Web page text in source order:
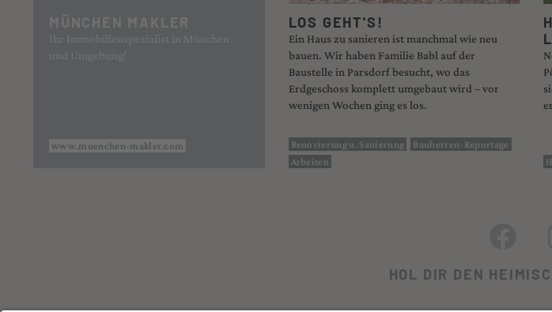
MÜNCHEN MAKLER
Ihr Immobilienspezialist in München
und Umgebung!
www.muenchen-makler.com
LOS GEHT'S!
Ein Haus zu sanieren ist manchmal wie neu
bauen. Wir haben Familie Babl auf der
Baustelle in Parsdorf besucht, wo das
Erdgeschoss komplett umgebaut wird – vor
wenigen Wochen ging es los.
Renovierung u. Sanierung
Bauherren-Reportage
Arbeiten
HOL DIR DEN